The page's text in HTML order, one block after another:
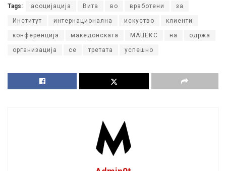
Tags: асоцијација Вита во вработени за
Институт интернационална искуство клиенти
конференција македонската МАЦЕКС на одржа
организација се третата успешно